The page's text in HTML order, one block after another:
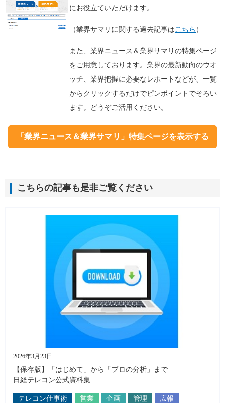
にお役立ていただけます。
（業界サマリに関する過去記事はこちら ）
また、業界ニュース＆業界サマリの特集ページ
をご用意しております。業界の最新動向のウオ
ッチ、業界把握に必要なレポートなどが、一覧
からクリックするだけでピンポイントでそろい
ます。どうぞご活用ください。
「業界ニュース＆業界サマリ」特集ページを表示する
こちらの記事も是非ご覧ください
2026年3月23日
【保存版】「はじめて」から「プロの分析」まで
日経テレコン公式資料集
テレコン仕事術 営業 企画 管理 広報